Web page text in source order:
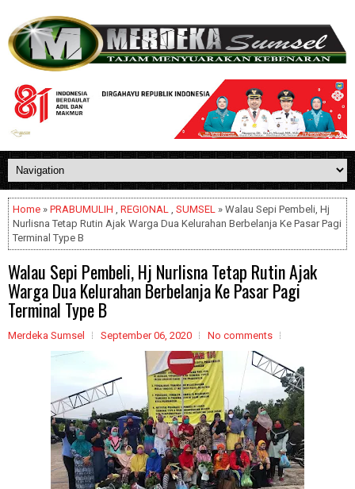
Home » PRABUMULIH , REGIONAL , SUMSEL » Walau Sepi Pembeli, Hj
Nurlisna Tetap Rutin Ajak Warga Dua Kelurahan Berbelanja Ke Pasar Pagi
Terminal Type B
Walau Sepi Pembeli, Hj Nurlisna Tetap Rutin Ajak
Warga Dua Kelurahan Berbelanja Ke Pasar Pagi
Terminal Type B
Merdeka Sumsel September 06, 2020 No comments